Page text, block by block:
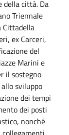
della città. Da
Triennale
Cittadella
ex Carceri,
del
Marini e
il sostegno
sviluppo
dei tempi
dei posti
nonché